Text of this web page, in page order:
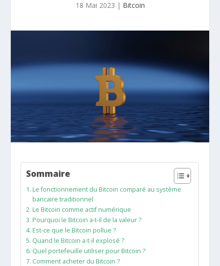
18 Mai 2023 | Bitcoin
Sommaire
Le fonctionnement du Bitcoin comparé au système
bancaire traditionnel
Le Bitcoin comme actif numérique
Pourquoi le Bitcoin a-t-il de la valeur ?
Est-ce que le Bitcoin pollue ?
Quand le Bitcoin a-t-il explosé ?
Quel portefeuille utiliser pour Bitcoin ?
Comment acheter du Bitcoin ?